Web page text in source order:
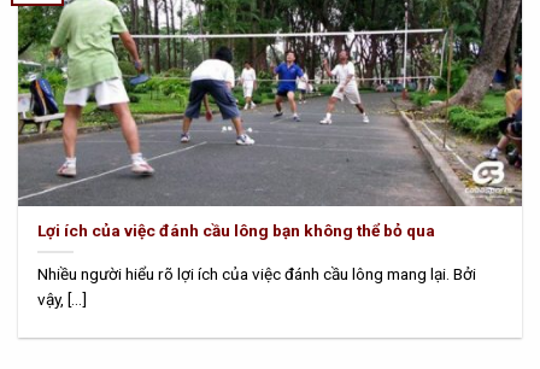
Lợi ích của việc đánh cầu lông bạn không thể bỏ qua
Nhiều người hiểu rõ lợi ích của việc đánh cầu lông mang lại. Bởi
vậy, [...]